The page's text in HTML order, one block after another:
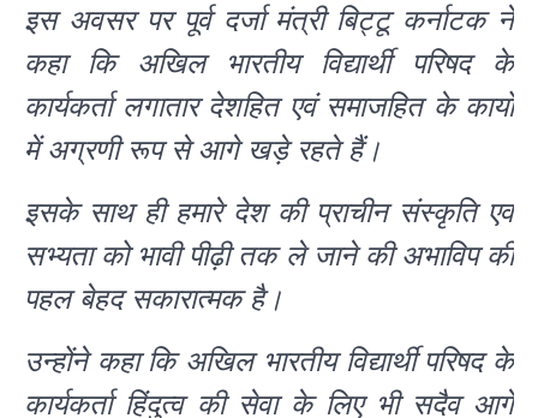
इस अवसर पर पूर्व दर्जा मंत्री बिट्टू कर्नाटक ने
कहा कि अखिल भारतीय विद्यार्थी परिषद के
कार्यकर्ता लगातार देशहित एवं समाजहित के कार्यों
में अग्रणी रूप से आगे खड़े रहते हैं।
इसके साथ ही हमारे देश की प्राचीन संस्कृति एवं
सभ्यता को भावी पीढ़ी तक ले जाने की अभाविप की
पहल बेहद सकारात्मक है।
उन्होंने कहा कि अखिल भारतीय विद्यार्थी परिषद के
कार्यकर्ता हिंदुत्व की सेवा के लिए भी सदैव आगे